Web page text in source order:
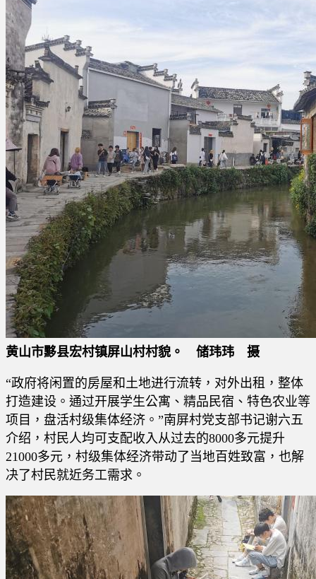
黄山市黟县宏村镇屏山村村貌。 储玮玮 摄
“政府将闲置的房屋和土地进行流转，对外出租，整体
打造建设。通过开展学生公寓、精品民宿、特色农业等
项目，盘活村级集体经济。”南屏村党支部书记谢六五
介绍，村民人均可支配收入从过去的8000多元提升
21000多元，村级集体经济带动了当地百姓致富，也解
决了村民就近务工需求。